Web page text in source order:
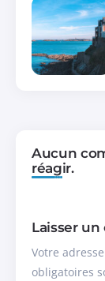
Aucun
réagir.
Laisser
Votre
obligatoires